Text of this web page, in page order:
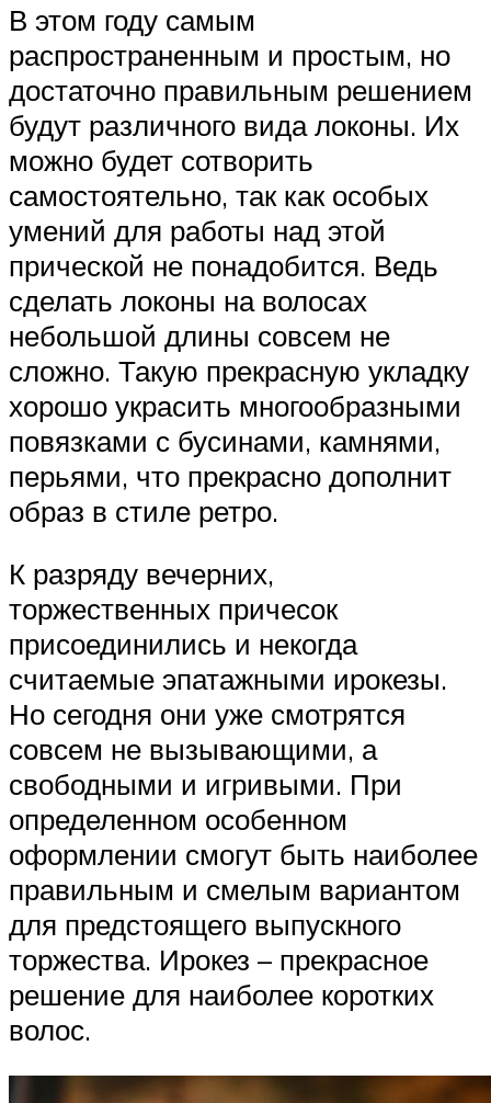
В этом году самым
распространенным и простым, но
достаточно правильным решением
будут различного вида локоны. Их
можно будет сотворить
самостоятельно, так как особых
умений для работы над этой
прической не понадобится. Ведь
сделать локоны на волосах
небольшой длины совсем не
сложно. Такую прекрасную укладку
хорошо украсить многообразными
повязками с бусинами, камнями,
перьями, что прекрасно дополнит
образ в стиле ретро.
К разряду вечерних,
торжественных причесок
присоединились и некогда
считаемые эпатажными ирокезы.
Но сегодня они уже смотрятся
совсем не вызывающими, а
свободными и игривыми. При
определенном особенном
оформлении смогут быть наиболее
правильным и смелым вариантом
для предстоящего выпускного
торжества. Ирокез – прекрасное
решение для наиболее коротких
волос.